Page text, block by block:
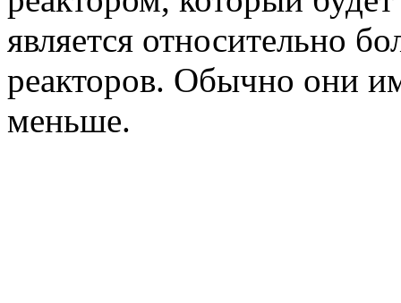
является относительно
реакторов. Обычно они
меньше.